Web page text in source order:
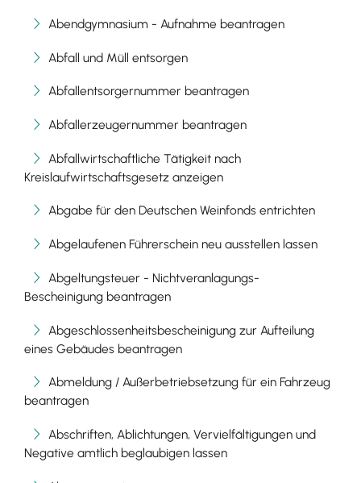
Abendgymnasium - Aufnahme beantragen
Abfall und Müll entsorgen
Abfallentsorgernummer beantragen
Abfallerzeugernummer beantragen
Abfallwirtschaftliche Tätigkeit nach
Kreislaufwirtschaftsgesetz anzeigen
Abgabe für den Deutschen Weinfonds entrichten
Abgelaufenen Führerschein neu ausstellen lassen
Abgeltungsteuer - Nichtveranlagungs-
Bescheinigung beantragen
Abgeschlossenheitsbescheinigung zur Aufteilung
eines Gebäudes beantragen
Abmeldung / Außerbetriebsetzung für ein Fahrzeug
beantragen
Abschriften, Ablichtungen, Vervielfältigungen und
Negative amtlich beglaubigen lassen